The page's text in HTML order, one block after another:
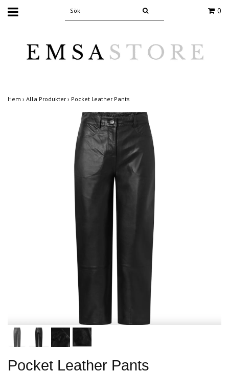
0
Hem › Alla Produkter › Pocket Leather Pants
Pocket Leather Pants